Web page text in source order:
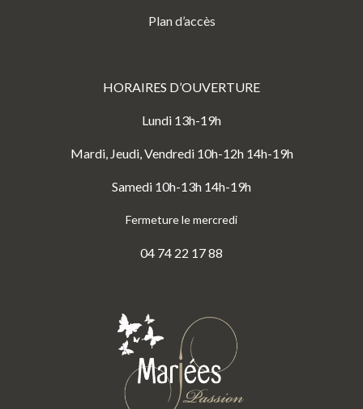
Plan d’accès
HORAIRES D’OUVERTURE
Lundi 13h-19h
Mardi, Jeudi, Vendredi 10h-12h 14h-19h
Samedi 10h-13h 14h-19h
Fermeture le mercredi
04 74 22 17 88